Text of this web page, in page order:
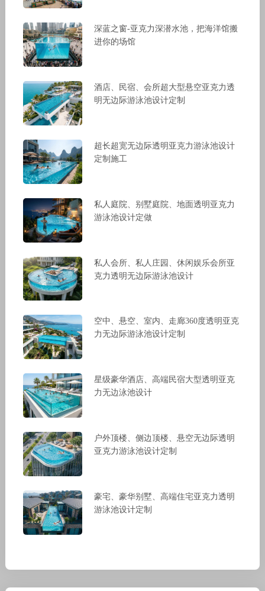
深蓝之窗-亚克力深潜水池，把海洋馆搬
进你的场馆
酒店、民宿、会所超大型悬空亚克力透
明无边际游泳池设计定制
超长超宽无边际透明亚克力游泳池设计
定制施工
私人庭院、别墅庭院、地面透明亚克力
游泳池设计定做
私人会所、私人庄园、休闲娱乐会所亚
克力透明无边际游泳池设计
空中、悬空、室内、走廊360度透明亚克
力无边际游泳池设计定制
星级豪华酒店、高端民宿大型透明亚克
力无边泳池设计
户外顶楼、侧边顶楼、悬空无边际透明
亚克力游泳池设计定制
豪宅、豪华别墅、高端住宅亚克力透明
游泳池设计定制